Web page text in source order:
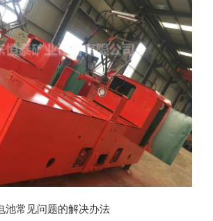
池常见问题的解决办法